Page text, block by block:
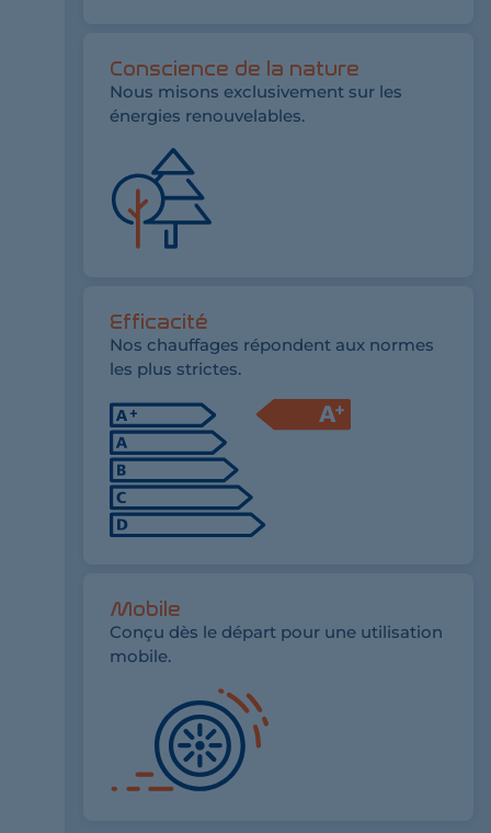
Conscience de la nature
Nous misons exclusivement sur les
énergies renouvelables.
Efficacité
Nos chauffages répondent aux normes
les plus strictes.
Mobile
Conçu dès le départ pour une utilisation
mobile.